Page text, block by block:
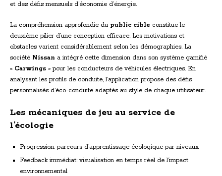
et des défis mensuels d’économie d’énergie.
La compréhension approfondie du public cible constitue le
deuxième pilier d’une conception efficace. Les motivations et
obstacles varient considérablement selon les démographies. La
société Nissan a intégré cette dimension dans son système gamifié
« Carwings » pour les conducteurs de véhicules électriques. En
analysant les profils de conduite, l’application propose des défis
personnalisés d’éco-conduite adaptés au style de chaque utilisateur.
Les mécaniques de jeu au service de
l’écologie
Progression: parcours d’apprentissage écologique par niveaux
Feedback immédiat: visualisation en temps réel de l’impact
environnemental